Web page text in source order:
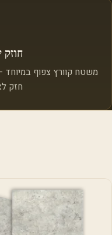
חוזק
משטח קוורץ צפוף במיוחד
חזק